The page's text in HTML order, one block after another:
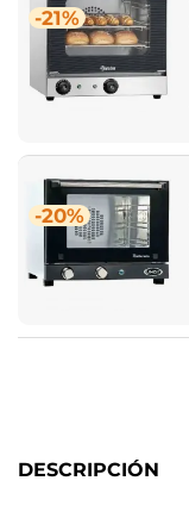
-21%
-20%
DESCRIPCIÓN